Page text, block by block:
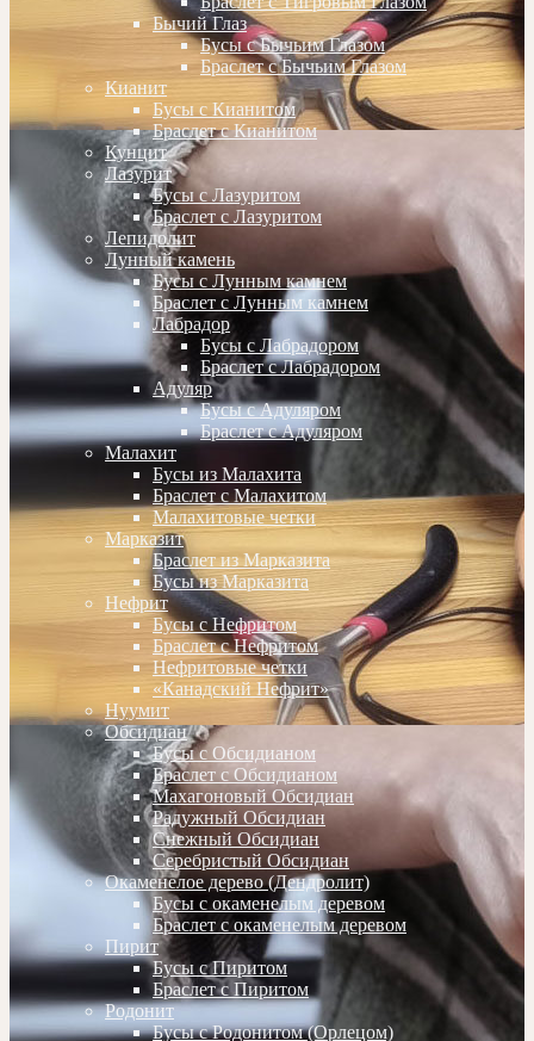
Бычий Глаз
Бусы с Бычьим Глазом
Браслет с Бычьим Глазом
Кианит
Бусы с Кианитом
Браслет с Кианитом
Кунцит
Лазурит
Бусы с Лазуритом
Браслет с Лазуритом
Лепидолит
Лунный камень
Бусы с Лунным камнем
Браслет с Лунным камнем
Лабрадор
Бусы с Лабрадором
Браслет с Лабрадором
Адуляр
Бусы с Адуляром
Браслет с Адуляром
Малахит
Бусы из Малахита
Браслет с Малахитом
Малахитовые четки
Марказит
Браслет из Марказита
Бусы из Марказита
Нефрит
Бусы с Нефритом
Браслет с Нефритом
Нефритовые четки
«Канадский Нефрит»
Нуумит
Обсидиан
Бусы с Обсидианом
Браслет с Обсидианом
Махагоновый Обсидиан
Радужный Обсидиан
Снежный Обсидиан
Серебристый Обсидиан
Окаменелое дерево (Дендролит)
Бусы с окаменелым деревом
Браслет с окаменелым деревом
Пирит
Бусы с Пиритом
Браслет с Пиритом
Родонит
Бусы с Родонитом (Орлецом)